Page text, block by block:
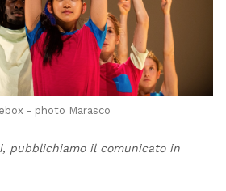
- photo Marasco
pubblichiamo il comunicato in